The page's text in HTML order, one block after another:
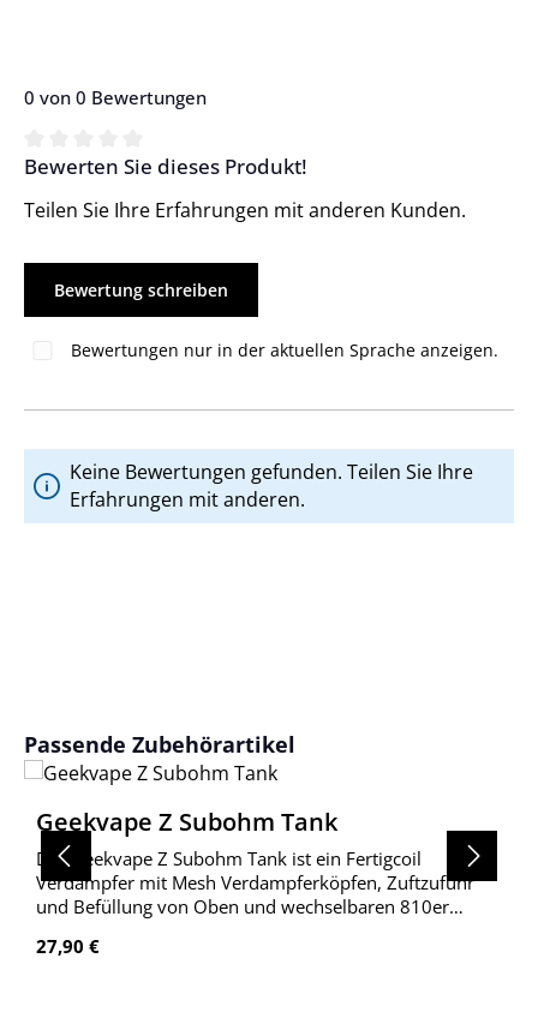
0 von 0 Bewertungen
Durchschnittliche Bewertung von 0 von 5 Sternen
Bewerten Sie dieses Produkt!
Teilen Sie Ihre Erfahrungen mit anderen Kunden.
Bewertung schreiben
Bewertungen nur in der aktuellen Sprache anzeigen.
Keine Bewertungen gefunden. Teilen Sie Ihre
Erfahrungen mit anderen.
Produktgalerie überspringen
Passende Zubehörartikel
Geekvape Z Subohm Tank
Der Geekvape Z Subohm Tank ist ein Fertigcoil
Verdampfer mit Mesh Verdampferköpfen, Zuftzufuhr
und Befüllung von Oben und wechselbaren 810er
Regulärer Preis:
27,90 €